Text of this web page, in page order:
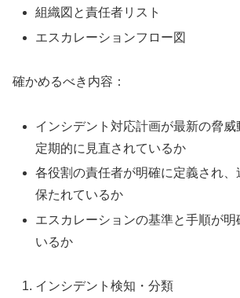
組織図と責任者リスト
エスカレーションフロー図
確かめるべき内容：
インシデント対応計画が最新の脅威
定期的に見直されているか
各役割の責任者が明確に定義され、
保たれているか
エスカレーションの基準と手順が明
いるか
インシデント検知・分類